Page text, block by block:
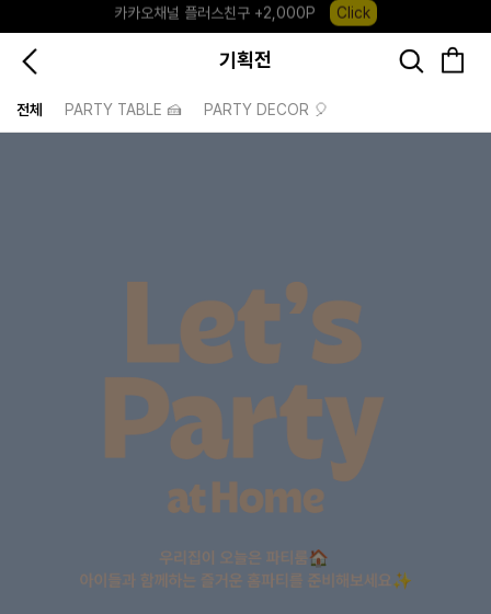
포레포레 앱 다운로드 +3,000P
Down
하우스오브캐러셀, 국내단독 프리오더(~8/10)
Click
기획전
전체 PARTY TABLE 🍰 PARTY DECOR 🎈